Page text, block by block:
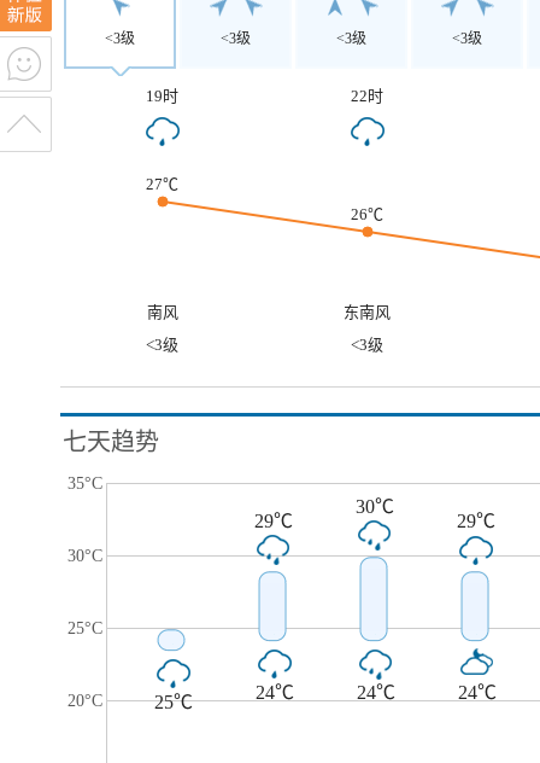
<3级 <3级 <3级 <3级
19时 22时
27℃
26℃
南风
东南风
<3级
<3级
七天趋势
35°C
30°C
25°C
20°C 25℃
29℃
24℃
30℃
24℃
29℃
24℃